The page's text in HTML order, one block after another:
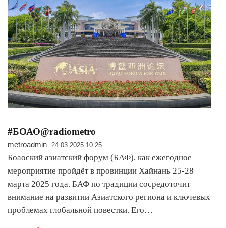
#БОАО@radiometro
metroadmin 24.03.2025 10:25
Боаоский азиатский форум (БАФ), как ежегодное
мероприятие пройдёт в провинции Хайнань 25-28
марта 2025 года. БАФ по традиции сосредоточит
внимание на развитии Азиатского региона и ключевых
проблемах глобальной повестки. Его…